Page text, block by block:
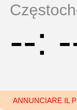
--
ANNUNCIARE IL